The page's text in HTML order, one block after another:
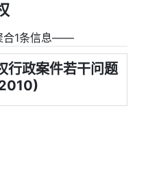
1条信息――
行政案件若干问题